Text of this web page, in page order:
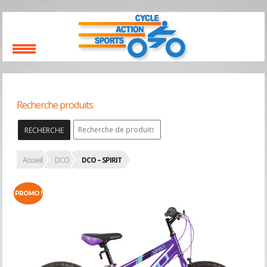
Recherche produits
RECHERCHE
Accueil DCO DCO – SPIRIT
PROMO !